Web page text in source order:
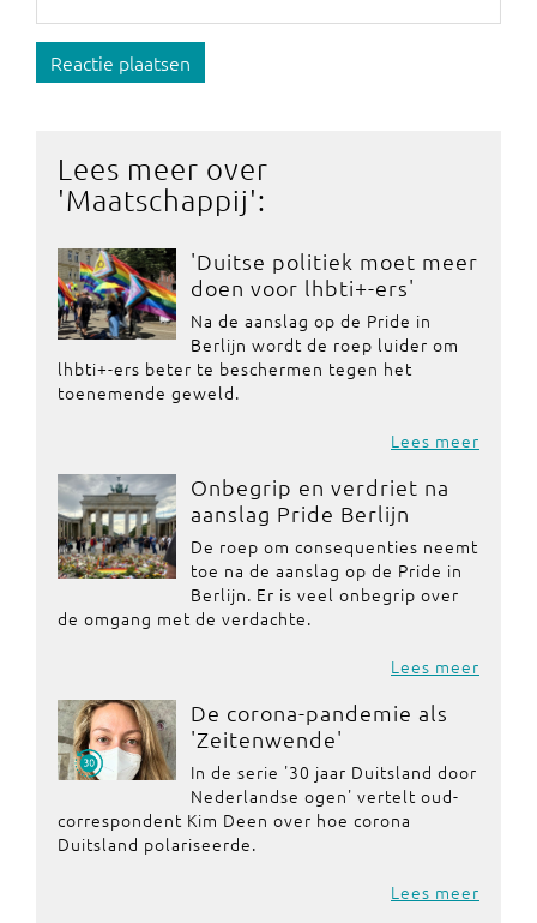
Reactie plaatsen
Lees meer over
'Maatschappij':
'Duitse politiek moet meer
doen voor lhbti+-ers'
Na de aanslag op de Pride in
Berlijn wordt de roep luider om
lhbti+-ers beter te beschermen tegen het
toenemende geweld.
Lees meer
Onbegrip en verdriet na
aanslag Pride Berlijn
De roep om consequenties neemt
toe na de aanslag op de Pride in
Berlijn. Er is veel onbegrip over
de omgang met de verdachte.
Lees meer
De corona-pandemie als
'Zeitenwende'
In de serie '30 jaar Duitsland door
Nederlandse ogen' vertelt oud-
correspondent Kim Deen over hoe corona
Duitsland polariseerde.
Lees meer